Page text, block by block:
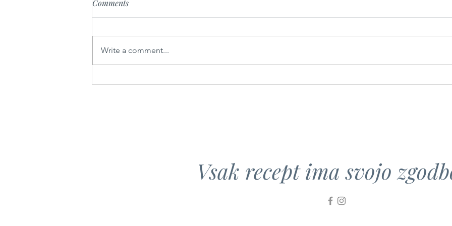
Kisla repa s krompirjem
Comments
Write a comment...
Vsak recept ima svojo